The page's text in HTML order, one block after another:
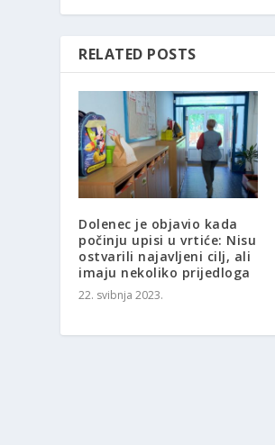
RELATED POSTS
Dolenec je objavio kada
počinju upisi u vrtiće: Nisu
ostvarili najavljeni cilj, ali
imaju nekoliko prijedloga
22. svibnja 2023.